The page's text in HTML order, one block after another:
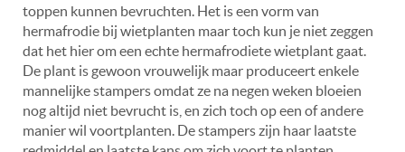
toppen kunnen bevruchten. Het is een vorm van
hermafrodie bij wietplanten maar toch kun je niet zeggen
dat het hier om een echte hermafrodiete wietplant gaat.
De plant is gewoon vrouwelijk maar produceert enkele
mannelijke stampers omdat ze na negen weken bloeien
nog altijd niet bevrucht is, en zich toch op een of andere
manier wil voortplanten. De stampers zijn haar laatste